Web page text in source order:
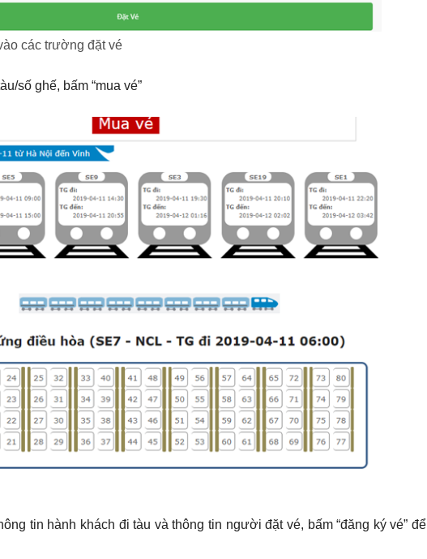
các trường đặt vé
số ghế, bấm “mua vé”
tin hành khách đi tàu và thông tin người đặt vé, bấm “đăng ký vé” để